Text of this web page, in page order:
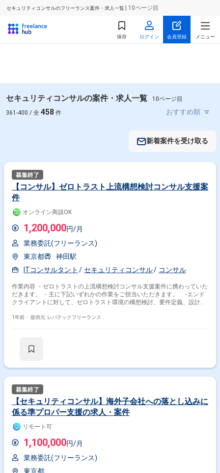
セキュリティコンサルのフリーランス案件・求人一覧 | 10ページ目
保存 ログイン 会員登録 メニュー
セキュリティコンサルの案件・求人一覧
10ページ目
361-400 / 全 458 件
新着案件を受け取る
【コンサル】ゼロトラスト上流構想検討コンサル支援案
件
オンライン商談OK
1,200,000円/月
業務委託(フリーランス)
東京都
神田駅
ITコンサルタント
セキュリティコンサル コンサル
作業内容 ・ゼロトラストの上流構想検討コンサル支援案件に携わっていた
だきます。 ・主に下記いずれかの作業をご担当いただきます。 -エンド
クライアントに対して、ゼロトラスト環境の構想検討、要件定義、設計、
連携して、問合せ対応から受注までの一連の活動の支援 -要件ヒアリン
1年前・ 提供元: レバテックフリーランス
【セキュリティコンサル】海外子会社への落とし込みに
係る準プロパー支援の求人・案件
リモート可
1,100,000円/月
業務委託(フリーランス)
東京都